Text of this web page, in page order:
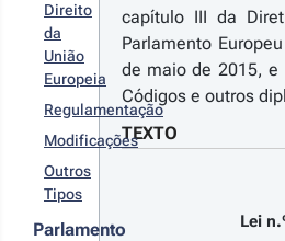
e
(UE)
1673 do
e do
de
2018,
ao
Direito
da
União
Europeia
Regulamentação
Modificações
Outros
Tipos
Parlamento
capítulo III da
Parlamento
de maio de 2015, e
Códigos e outros
TEXTO
Lei